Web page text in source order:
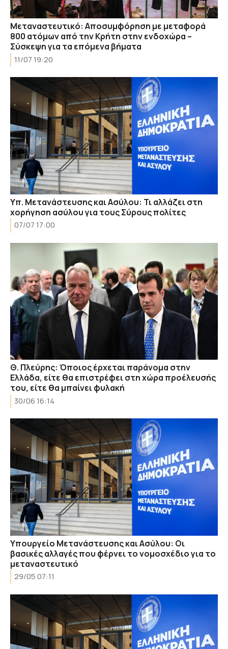
Μεταναστευτικό: Αποσυμφόρηση με μεταφορά
800 ατόμων από την Κρήτη στην ενδοχώρα –
Σύσκεψη για τα επόμενα βήματα
11/07 19:20
Υπ. Μετανάστευσης και Ασύλου: Τι αλλάζει στη
χορήγηση ασύλου για τους Σύρους πολίτες
07/07 17:00
Θ. Πλεύρης: Όποιος έρχεται παράνομα στην
Ελλάδα, είτε θα επιστρέφει στη χώρα προέλευσής
του, είτε θα μπαίνει φυλακή
30/06 16:14
Υπουργείο Μετανάστευσης και Ασύλου: Οι
βασικές αλλαγές που φέρνει το νομοσχέδιο για το
μεταναστευτικό
29/05 07:11